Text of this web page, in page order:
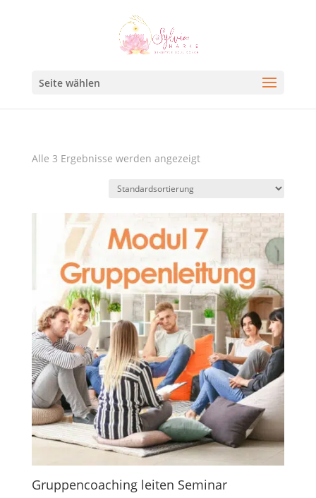
Seite wählen
Alle 3 Ergebnisse werden angezeigt
Gruppencoaching leiten Seminar